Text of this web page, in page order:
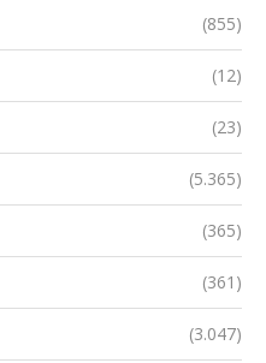
(855)
(12)
(23)
(5.365)
(365)
(361)
(3.047)